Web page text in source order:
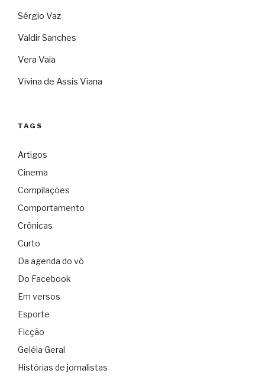
Sérgio Vaz
Valdir Sanches
Vera Vaia
Vivina de Assis Viana
TAGS
Artigos
Cinema
Compilações
Comportamento
Crônicas
Curto
Da agenda do vô
Do Facebook
Em versos
Esporte
Ficção
Geléia Geral
Histórias de jornalistas